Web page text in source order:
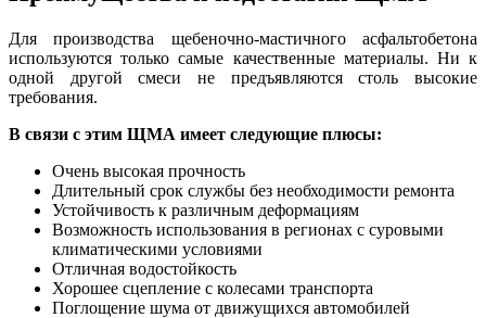
Для производства щебеночно-мастичного асфальтобетона
используются только самые качественные материалы. Ни к
одной другой смеси не предъявляются столь высокие
требования.
В связи с этим ЩМА имеет следующие плюсы:
Очень высокая прочность
Длительный срок службы без необходимости ремонта
Устойчивость к различным деформациям
Возможность использования в регионах с суровыми
климатическими условиями
Отличная водостойкость
Хорошее сцепление с колесами транспорта
Поглощение шума от движущихся автомобилей